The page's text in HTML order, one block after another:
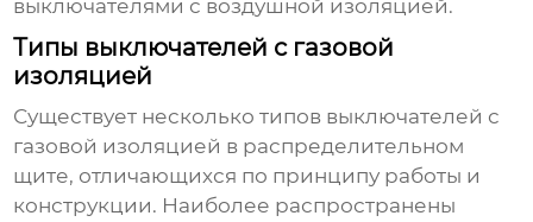
выключателями с воздушной изоляцией.
Типы выключателей с газовой
изоляцией
Существует несколько типов выключателей с
газовой изоляцией в распределительном
щите, отличающихся по принципу работы и
конструкции. Наиболее распространены